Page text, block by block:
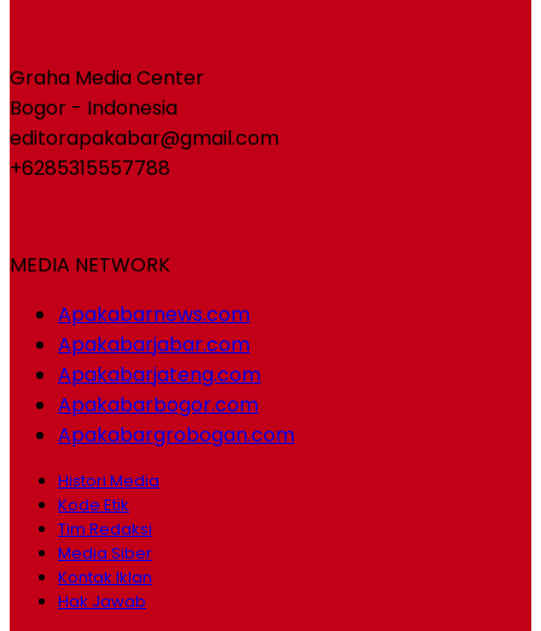
Graha Media Center
Bogor - Indonesia
editorapakabar@gmail.com
+6285315557788
MEDIA NETWORK
Apakabarnews.com
Apakabarjabar.com
Apakabarjateng.com
Apakabarbogor.com
Apakabargrobogan.com
Histori Media
Kode Etik
Tim Redaksi
Media Siber
Kontak Iklan
Hak Jawab